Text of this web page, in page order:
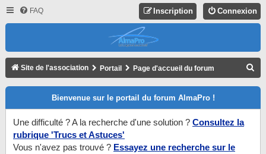
FAQ Connexion
Inscription
Site de l'association Portail Page d'accueil du forum
Bienvenue sur le portail du forum AlmaPro !
Une difficulté ? A la recherche d'une solution ? Consultez la
rubrique 'Trucs et Astuces'
Vous n'avez pas trouvé ? Essayez une recherche sur le